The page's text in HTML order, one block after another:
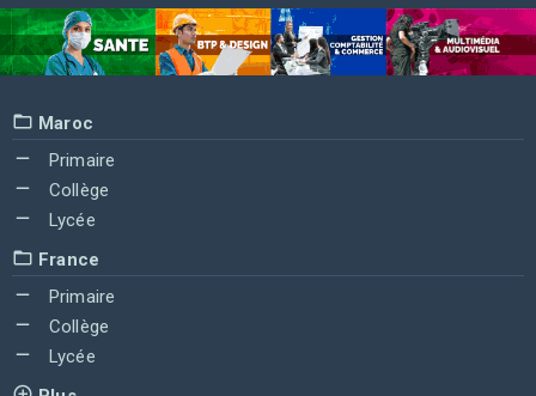
Maroc
Primaire
Collège
Lycée
France
Primaire
Collège
Lycée